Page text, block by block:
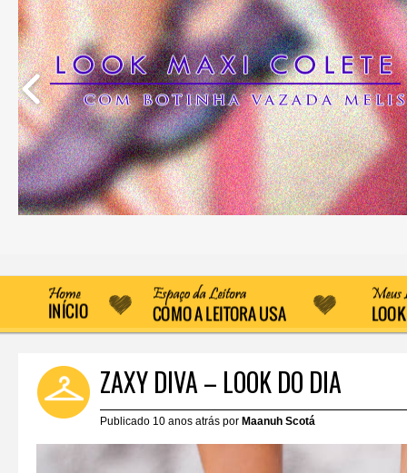
ZAXY DIVA – LOOK DO DIA
Publicado 10 anos atrás por Maanuh Scotá